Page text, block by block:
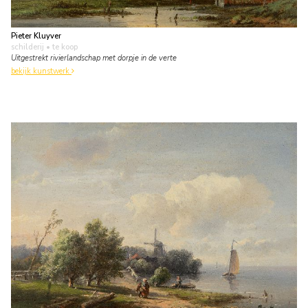
Pieter Kluyver
schilderij • te koop
Uitgestrekt rivierlandschap met dorpje in de verte
bekijk kunstwerk